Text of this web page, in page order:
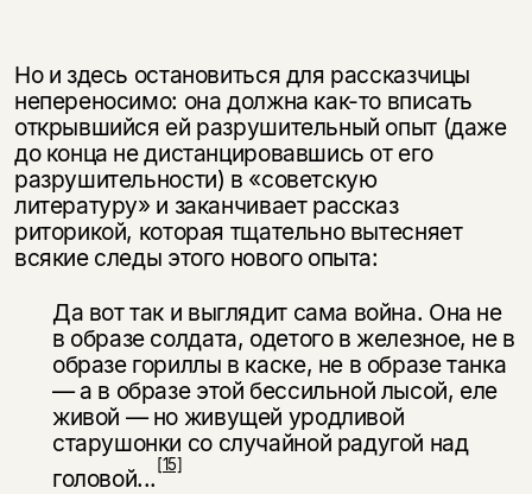
Но и здесь остановиться для рассказчицы
непереносимо: она должна как-то вписать
открывшийся ей разрушительный опыт (даже
до конца не дистанциро­вавшись от его
разрушительности) в «советскую
литературу» и заканчивает рас­сказ
риторикой, которая тщательно вытесняет
всякие следы этого нового опыта:
Да вот так и выглядит сама война. Она не
в образе солдата, одетого в же­лезное, не в
образе гориллы в каске, не в образе танка
— а в образе этой бес­сильной лысой, еле
живой — но живущей уродливой
старушонки со случайной радугой над
головой... [15]